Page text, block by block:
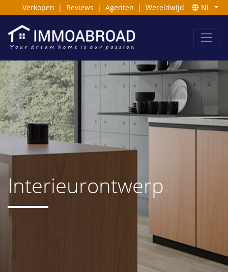
Verkopen | Reviews | Agenten | Wereldwijd NL
Interieurontwerp